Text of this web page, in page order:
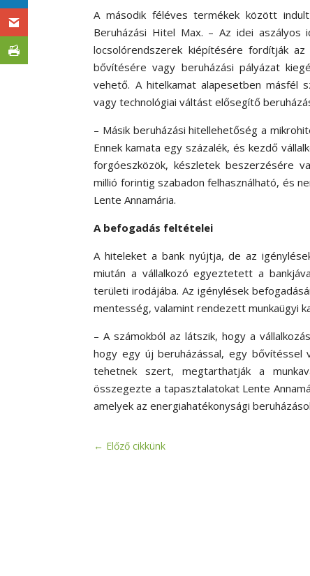
A második féléves termékek között
Beruházási Hitel Max. – Az idei aszályos
locsolórendszerek kiépítésére fordítják
bővítésére vagy beruházási pályázat
vehető. A hitelkamat alapesetben másfél
vagy technológiai váltást elősegítő
– Másik beruházási hitellehetőség a
Ennek kamata egy százalék, és kezdő
forgóeszközök, készletek beszerzésére
millió forintig szabadon felhasználható, és
Lente Annamária.
A befogadás feltételei
A hiteleket a bank nyújtja, de az
miután a vállalkozó egyeztetett a
területi irodájába. Az igénylések
mentesség, valamint rendezett munkaügyi
– A számokból az látszik, hogy a
hogy egy új beruházással, egy bővítéssel
tehetnek szert, megtarthatják a
összegezte a tapasztalatokat Lente
amelyek az energiahatékonysági
← Előző cikkünk